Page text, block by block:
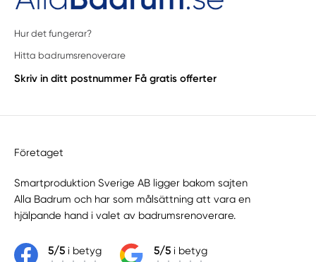
Manuellt
Välj tillvägagångssätt
Hur det fungerar?
Hitta badrumsrenoverare
Skriv in ditt postnummer Få gratis offerter
Företaget
Smartproduktion Sverige AB ligger bakom sajten
Alla Badrum och har som målsättning att vara en
hjälpande hand i valet av badrumsrenoverare.
5/5i betyg 5/5i betyg